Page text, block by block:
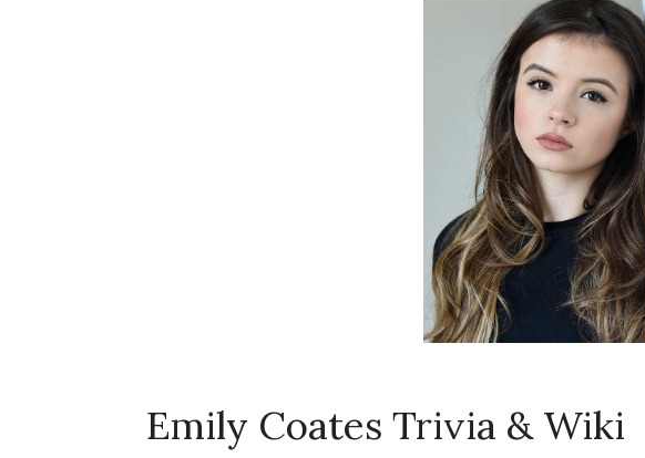
Emily Coates Trivia & Wiki